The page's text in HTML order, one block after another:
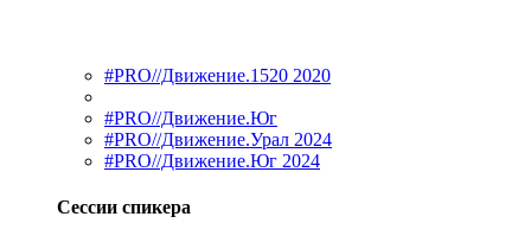
#PRO//Движение.1520 2020
#PRO//Движение.Юг
#PRO//Движение.Урал 2024
#PRO//Движение.Юг 2024
Сессии спикера